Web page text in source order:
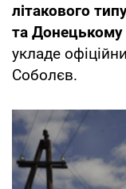
літакового
та
укладе
Соболєв.